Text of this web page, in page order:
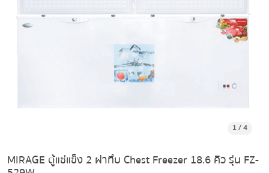
1 /4
MIRAGE ตู้แช่แข็ง 2 ฝาทึบ Chest Freezer 18.6 คิว รุ่น FZ-